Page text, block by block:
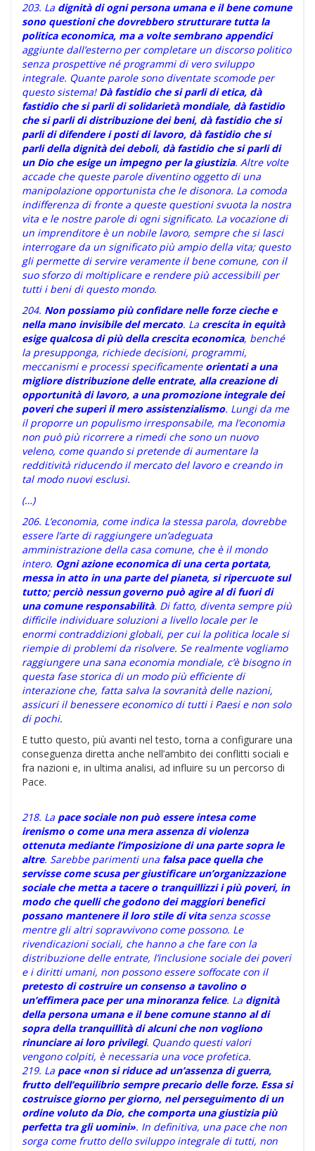
203. La dignità di ogni persona umana e il bene comune
sono questioni che dovrebbero strutturare tutta la
politica economica, ma a volte sembrano appendici
aggiunte dall’esterno per completare un discorso politico
senza prospettive né programmi di vero sviluppo
integrale. Quante parole sono diventate scomode per
questo sistema! Dà fastidio che si parli di etica, dà
fastidio che si parli di solidarietà mondiale, dà fastidio
che si parli di distribuzione dei beni, dà fastidio che si
parli di difendere i posti di lavoro, dà fastidio che si
parli della dignità dei deboli, dà fastidio che si parli di
un Dio che esige un impegno per la giustizia. Altre volte
accade che queste parole diventino oggetto di una
manipolazione opportunista che le disonora. La comoda
indifferenza di fronte a queste questioni svuota la nostra
vita e le nostre parole di ogni significato. La vocazione di
un imprenditore è un nobile lavoro, sempre che si lasci
interrogare da un significato più ampio della vita; questo
gli permette di servire veramente il bene comune, con il
suo sforzo di moltiplicare e rendere più accessibili per
tutti i beni di questo mondo.
204. Non possiamo più confidare nelle forze cieche e
nella mano invisibile del mercato. La crescita in equità
esige qualcosa di più della crescita economica, benché
la presupponga, richiede decisioni, programmi,
meccanismi e processi specificamente orientati a una
migliore distribuzione delle entrate, alla creazione di
opportunità di lavoro, a una promozione integrale dei
poveri che superi il mero assistenzialismo. Lungi da me
il proporre un populismo irresponsabile, ma l’economia
non può più ricorrere a rimedi che sono un nuovo
veleno, come quando si pretende di aumentare la
redditività riducendo il mercato del lavoro e creando in
tal modo nuovi esclusi.
(…)
206. L’economia, come indica la stessa parola, dovrebbe
essere l’arte di raggiungere un’adeguata
amministrazione della casa comune, che è il mondo
intero. Ogni azione economica di una certa portata,
messa in atto in una parte del pianeta, si ripercuote sul
tutto; perciò nessun governo può agire al di fuori di
una comune responsabilità. Di fatto, diventa sempre più
difficile individuare soluzioni a livello locale per le
enormi contraddizioni globali, per cui la politica locale si
riempie di problemi da risolvere. Se realmente vogliamo
raggiungere una sana economia mondiale, c’è bisogno in
questa fase storica di un modo più efficiente di
interazione che, fatta salva la sovranità delle nazioni,
assicuri il benessere economico di tutti i Paesi e non solo
di pochi.
E tutto questo, più avanti nel testo, torna a configurare una
conseguenza diretta anche nell’ambito dei conflitti sociali e
fra nazioni e, in ultima analisi, ad influire su un percorso di
Pace.
218. La pace sociale non può essere intesa come
irenismo o come una mera assenza di violenza
ottenuta mediante l’imposizione di una parte sopra le
altre. Sarebbe parimenti una falsa pace quella che
servisse come scusa per giustificare un’organizzazione
sociale che metta a tacere o tranquillizzi i più poveri, in
modo che quelli che godono dei maggiori benefici
possano mantenere il loro stile di vitasenza scosse
mentre gli altri sopravvivono come possono. Le
rivendicazioni sociali, che hanno a che fare con la
distribuzione delle entrate, l’inclusione sociale dei poveri
e i diritti umani, non possono essere soffocate con il
pretesto di costruire un consenso a tavolino o
un’effimera pace per una minoranza felice. La dignità
della persona umana e il bene comune stanno al di
sopra della tranquillità di alcuni che non vogliono
rinunciare ai loro privilegi. Quando questi valori
vengono colpiti, è necessaria una voce profetica.
219. La pace «non si riduce ad un’assenza di guerra,
frutto dell’equilibrio sempre precario delle forze. Essa si
costruisce giorno per giorno, nel perseguimento di un
ordine voluto da Dio, che comporta una giustizia più
perfetta tra gli uomini». In definitiva, una pace che non
sorga come frutto dello sviluppo integrale di tutti, non